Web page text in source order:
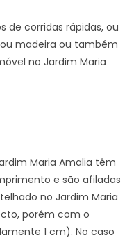
de corridas rápidas, ou
madeira ou também
no Jardim Maria
Maria Amalia têm
e são afiladas
no Jardim Maria
porém com o
1 cm). No caso